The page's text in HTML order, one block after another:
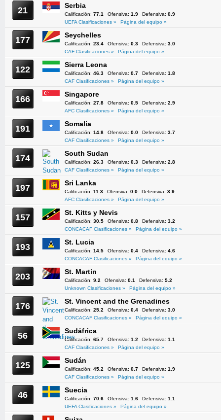
21 Serbia
Calificación: 77.1 Ofensiva: 1.9 Defensiva: 0.9
UEFA Clasificaciones »
Página del equipo »
177 Seychelles
Calificación: 23.4 Ofensiva: 0.3 Defensiva: 3.0
CAF Clasificaciones »
Página del equipo »
122 Sierra Leona
Calificación: 46.3 Ofensiva: 0.7 Defensiva: 1.8
CAF Clasificaciones »
Página del equipo »
166 Singapore
Calificación: 27.8 Ofensiva: 0.5 Defensiva: 2.9
AFC Clasificaciones »
Página del equipo »
191 Somalia
Calificación: 14.8 Ofensiva: 0.0 Defensiva: 3.7
CAF Clasificaciones »
Página del equipo »
174 South Sudan
Calificación: 26.3 Ofensiva: 0.3 Defensiva: 2.8
CAF Clasificaciones »
Página del equipo »
197 Sri Lanka
Calificación: 11.3 Ofensiva: 0.0 Defensiva: 3.9
AFC Clasificaciones »
Página del equipo »
157 St. Kitts y Nevis
Calificación: 30.5 Ofensiva: 0.8 Defensiva: 3.2
CONCACAF Clasificaciones »
Página del equipo »
193 St. Lucia
Calificación: 14.5 Ofensiva: 0.4 Defensiva: 4.6
CONCACAF Clasificaciones »
Página del equipo »
203 St. Martin
Calificación: 9.2 Ofensiva: 0.1 Defensiva: 5.2
Unknown Clasificaciones »
Página del equipo »
176 St. Vincent and the Grenadines
Calificación: 25.2 Ofensiva: 0.4 Defensiva: 3.0
CONCACAF Clasificaciones »
Página del equipo »
56 Sudáfrica
Calificación: 65.7 Ofensiva: 1.2 Defensiva: 1.1
CAF Clasificaciones »
Página del equipo »
125 Sudán
Calificación: 45.2 Ofensiva: 0.7 Defensiva: 1.9
CAF Clasificaciones »
Página del equipo »
46 Suecia
Calificación: 70.6 Ofensiva: 1.6 Defensiva: 1.1
UEFA Clasificaciones »
Página del equipo »